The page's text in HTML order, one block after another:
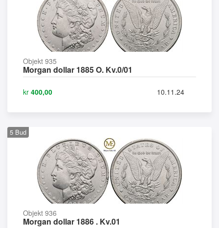
Objekt 935
Morgan dollar 1885 O. Kv.0/01
kr 400,00 10.11.24
5 Bud
Objekt 936
Morgan dollar 1886 . Kv.01